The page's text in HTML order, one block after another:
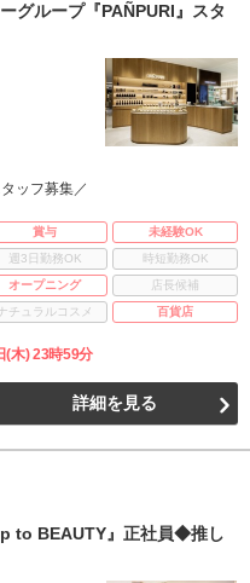
グループ『PAÑPURI』スタ
ッフ募集／
賞与
未経験OK
週3日勤務OK
時短勤務OK
オープニング
店長候補
チュラルコスメ 百貨店
(木) 23時59分
詳細を見る
to BEAUTY』正社員◆推し